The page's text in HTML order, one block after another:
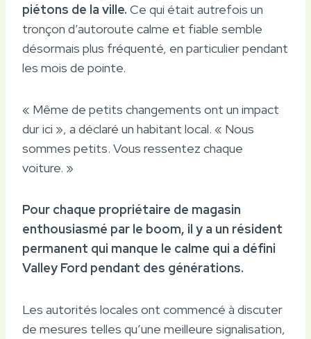
piétons de la ville. Ce qui était autrefois un
tronçon d’autoroute calme et fiable semble
désormais plus fréquenté, en particulier pendant
les mois de pointe.
« Même de petits changements ont un impact
dur ici », a déclaré un habitant local. « Nous
sommes petits. Vous ressentez chaque
voiture. »
Pour chaque propriétaire de magasin
enthousiasmé par le boom, il y a un résident
permanent qui manque le calme qui a défini
Valley Ford pendant des générations.
Les autorités locales ont commencé à discuter
de mesures telles qu’une meilleure signalisation,